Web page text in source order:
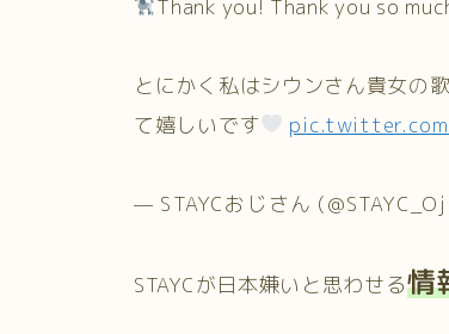
Thank you! Thank you so
とにかく私はシウンさん貴女の
て嬉しいです
— STAYCおじさん
STAYCが日本嫌いと思わせる情